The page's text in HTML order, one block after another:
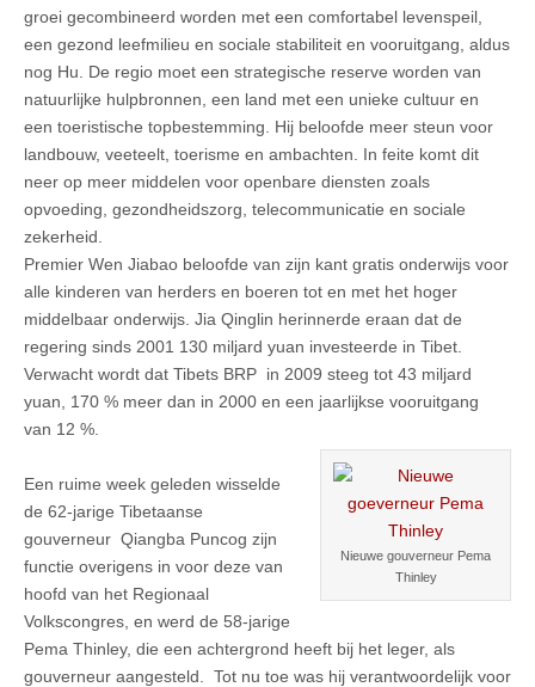
groei gecombineerd worden met een comfortabel levenspeil,
een gezond leefmilieu en sociale stabiliteit en vooruitgang, aldus
nog Hu. De regio moet een strategische reserve worden van
natuurlijke hulpbronnen, een land met een unieke cultuur en
een toeristische topbestemming. Hij beloofde meer steun voor
landbouw, veeteelt, toerisme en ambachten. In feite komt dit
neer op meer middelen voor openbare diensten zoals
opvoeding, gezondheidszorg, telecommunicatie en sociale
zekerheid.
Premier Wen Jiabao beloofde van zijn kant gratis onderwijs voor
alle kinderen van herders en boeren tot en met het hoger
middelbaar onderwijs. Jia Qinglin herinnerde eraan dat de
regering sinds 2001 130 miljard yuan investeerde in Tibet.
Verwacht wordt dat Tibets BRP in 2009 steeg tot 43 miljard
yuan, 170 % meer dan in 2000 en een jaarlijkse vooruitgang
van 12 %.
Nieuwe gouverneur Pema
Thinley
Een ruime week geleden wisselde
de 62-jarige Tibetaanse
gouverneur Qiangba Puncog zijn
functie overigens in voor deze van
hoofd van het Regionaal
Volkscongres, en werd de 58-jarige
Pema Thinley, die een achtergrond heeft bij het leger, als
gouverneur aangesteld. Tot nu toe was hij verantwoordelijk voor